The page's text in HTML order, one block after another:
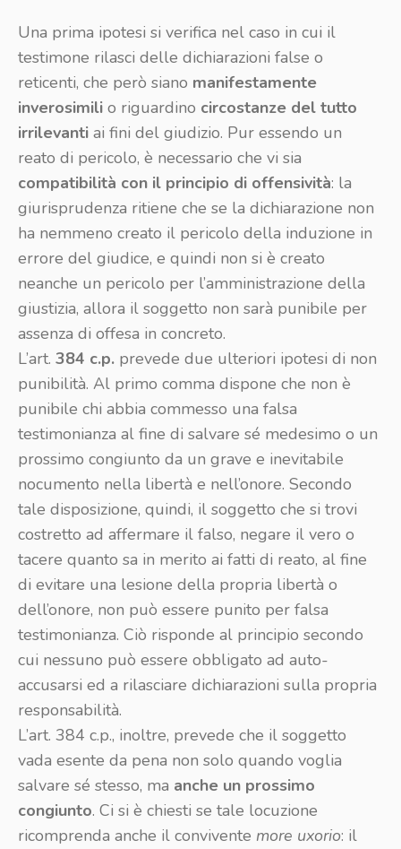
Una prima ipotesi si verifica nel caso in cui il
testimone rilasci delle dichiarazioni false o
reticenti, che però siano manifestamente
inverosimili o riguardino circostanze del tutto
irrilevanti ai fini del giudizio. Pur essendo un
reato di pericolo, è necessario che vi sia
compatibilità con il principio di offensività: la
giurisprudenza ritiene che se la dichiarazione non
ha nemmeno creato il pericolo della induzione in
errore del giudice, e quindi non si è creato
neanche un pericolo per l’amministrazione della
giustizia, allora il soggetto non sarà punibile per
assenza di offesa in concreto.
L’art. 384 c.p. prevede due ulteriori ipotesi di non
punibilità. Al primo comma dispone che non è
punibile chi abbia commesso una falsa
testimonianza al fine di salvare sé medesimo o un
prossimo congiunto da un grave e inevitabile
nocumento nella libertà e nell’onore. Secondo
tale disposizione, quindi, il soggetto che si trovi
costretto ad affermare il falso, negare il vero o
tacere quanto sa in merito ai fatti di reato, al fine
di evitare una lesione della propria libertà o
dell’onore, non può essere punito per falsa
testimonianza. Ciò risponde al principio secondo
cui nessuno può essere obbligato ad auto-
accusarsi ed a rilasciare dichiarazioni sulla propria
responsabilità.
L’art. 384 c.p., inoltre, prevede che il soggetto
vada esente da pena non solo quando voglia
salvare sé stesso, ma anche un prossimo
congiunto. Ci si è chiesti se tale locuzione
ricomprenda anche il convivente more uxorio: il